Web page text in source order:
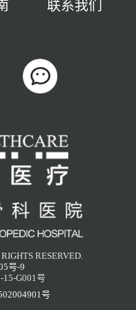
联系我们
RESERVED.
号-9
G001号
号